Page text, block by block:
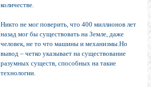
количестве.
Никто не мог поверить, что 400 миллионов лет
назад мог бы существовать на Земле, даже
человек, не то что машины и механизмы.Но
вывод – четко указывает на существование
разумных существ, способных на такие
технологии.